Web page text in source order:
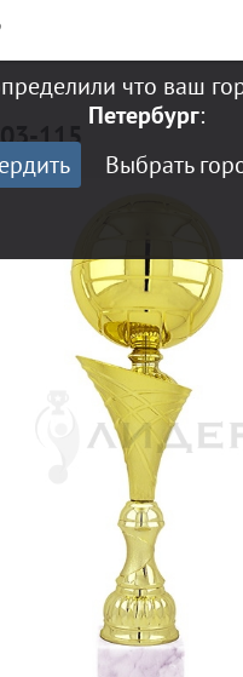
что ваш
Петербург:
Выбрать
115